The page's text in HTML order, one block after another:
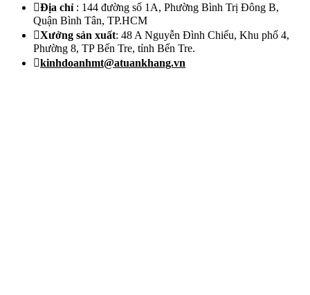
Địa chỉ : 144 đường số 1A, Phường Bình Trị Đông B,
Quận Bình Tân, TP.HCM
Xưởng sản xuất: 48 A Nguyễn Đình Chiểu, Khu phố 4,
Phường 8, TP Bến Tre, tỉnh Bến Tre.
kinhdoanhmt@atuankhang.vn